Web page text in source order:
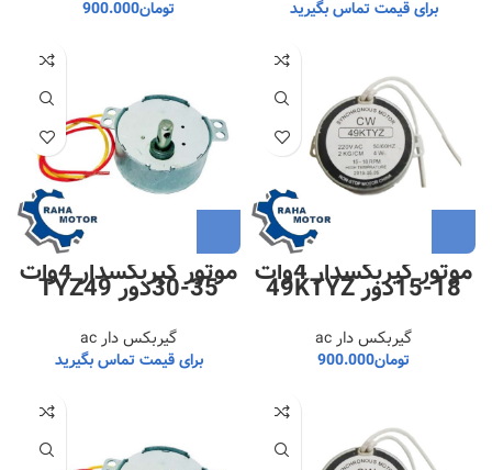
برای قیمت تماس بگیرید تومان900.000
موتور گیربکسدار 4وات 18-15دور 49KTYZ
گیربکس دار ac
تومان900.000
موتور گیربکسدار 4وات 35-30دور TYZ49
گیربکس دار ac
برای قیمت تماس بگیرید